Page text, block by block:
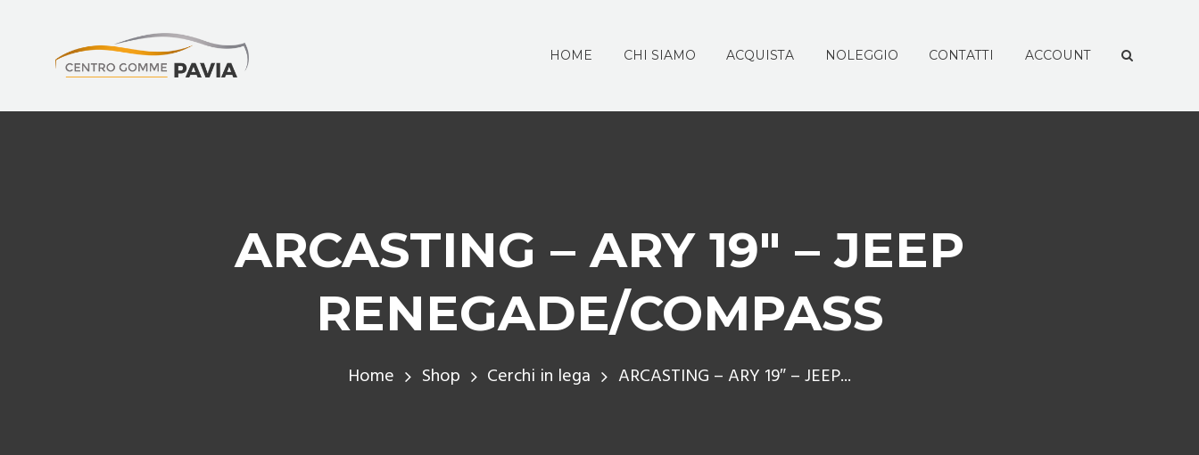
HOME CHI SIAMO ACQUISTA NOLEGGIO CONTATTI ACCOUNT
ARCASTING – ARY 19″ – JEEP
RENEGADE/COMPASS
Home Shop Cerchi in lega ARCASTING – ARY 19″ – JEEP...